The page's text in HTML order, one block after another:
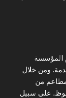
المؤسسة
ومن خلال
من
على سبيل